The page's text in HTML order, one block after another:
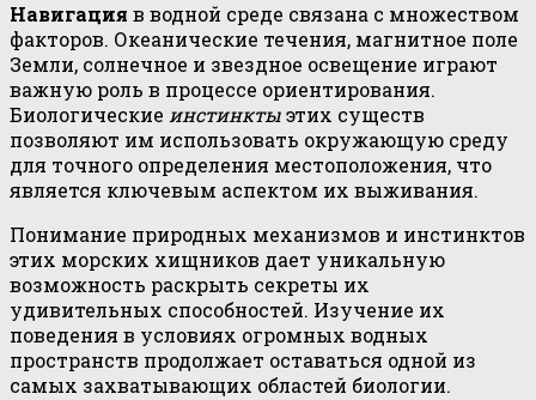
Навигация в водной среде связана с множеством
факторов. Океанические течения, магнитное поле
Земли, солнечное и звездное освещение играют
важную роль в процессе ориентирования.
Биологические инстинктыэтих существ
позволяют им использовать окружающую среду
для точного определения местоположения, что
является ключевым аспектом их выживания.
Понимание природных механизмов и инстинктов
этих морских хищников дает уникальную
возможность раскрыть секреты их
удивительных способностей. Изучение их
поведения в условиях огромных водных
пространств продолжает оставаться одной из
самых захватывающих областей биологии.